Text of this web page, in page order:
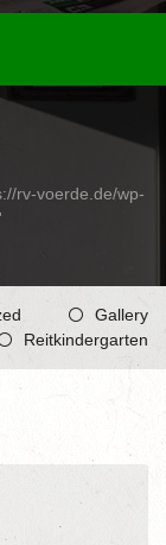
rv-voerde.de/wp-
Gallery
Reitkindergarten